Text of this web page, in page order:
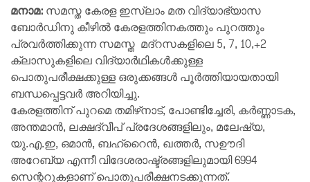
മനാമ:സമസ്ത കേരള ഇസ്‌ലാം മത വിദ്യാഭ്യാസ
ബോര്‍ഡിനു കീഴില്‍ കേരളത്തിനകത്തും പുറത്തും
പ്രവര്‍ത്തിക്കുന്ന സമസ്ത മദ്റസകളിലെ 5, 7, 10,+2
ക്ലാസുകളിലെ വിദ്യാര്‍ഥികള്‍ക്കുള്ള
പൊതുപരീക്ഷക്കുള്ള ഒരുക്കങ്ങള്‍ പൂര്‍ത്തിയായതായി
ബന്ധപ്പെട്ടവര്‍ അറിയിച്ചു.
കേരളത്തിന് പുറമെ തമിഴ്‌നാട്, പോണ്ടിച്ചേരി, കര്‍ണ്ണാടക,
അന്തമാന്‍, ലക്ഷദ്വീപ് പ്രദേശങ്ങളിലും, മലേഷ്യ,
യു.എ.ഇ, ഒമാന്‍, ബഹ്‌റൈന്‍, ഖത്തര്‍, സഊദി
അറേബ്യ എന്നീ വിദേശരാഷ്ട്രങ്ങളിലുമായി 6994
സെന്ററുകളാണ് പൊതുപരീക്ഷനടക്കുന്നത്.